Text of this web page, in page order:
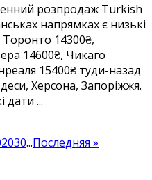
розпродаж Turkish
напрямках є низькі
14300₴,
14600₴, Чикаго
15400₴ туди-назад
Херсона, Запоріжжя.
дати ...
2030...Последняя »